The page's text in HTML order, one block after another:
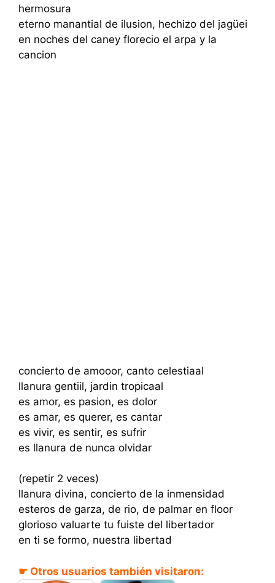
hermosura
eterno manantial de ilusion, hechizo del jagüei
en noches del caney florecio el arpa y la
cancion
concierto de amooor, canto celestiaal
llanura gentiil, jardin tropicaal
es amor, es pasion, es dolor
es amar, es querer, es cantar
es vivir, es sentir, es sufrir
es llanura de nunca olvidar
(repetir 2 veces)
llanura divina, concierto de la inmensidad
esteros de garza, de rio, de palmar en floor
glorioso valuarte tu fuiste del libertador
en ti se formo, nuestra libertad
☛ Otros usuarios también visitaron: